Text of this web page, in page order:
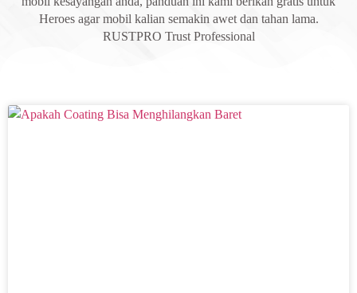
Heroes agar mobil kalian semakin awet dan tahan lama.
RUSTPRO Trust Professional